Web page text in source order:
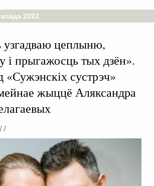
2022
узгадваю цеплыню,
і прыгажосць тых дзён».
«Сужэнскіх сустрэч»
жыццё Аляксандра